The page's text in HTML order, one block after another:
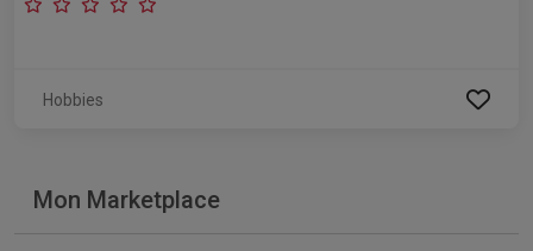
Hobbies
Mon Marketplace